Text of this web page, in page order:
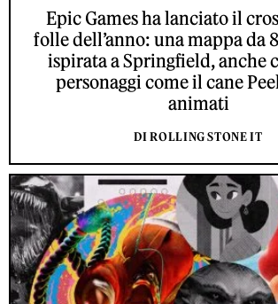
Epic Games ha lanciato il
folle dell’anno: una mappa da
ispirata a Springfield, anche
personaggi come il cane
animati
DI ROLLING STONE IT